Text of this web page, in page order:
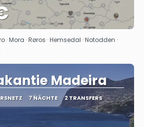
Sehen
· Mora · Røros · Hemsedal · Notodden ·
Madeira
7 NÄCHTE 2 TRANSFERS